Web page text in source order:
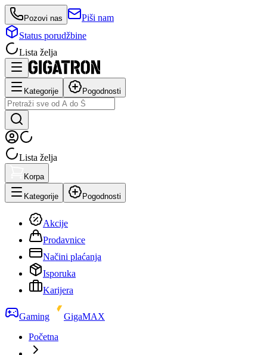
Pozovi nas
Piši nam
Status porudžbine
Lista želja
Kategorije Pogodnosti
Lista želja
Korpa
Kategorije Pogodnosti
Akcije
Prodavnice
Načini plaćanja
Isporuka
Karijera
Gaming
GigaMAX
Početna